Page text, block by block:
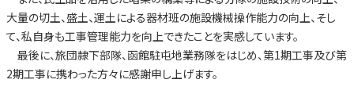
大量の切土、盛土、運土による器材班の施設機械操作能力の向上、そし
て、私自身も工事管理能力を向上できたことを実感しています。
最後に、旅団隷下部隊、函館駐屯地業務隊をはじめ、第1期工事及び第
2期工事に携わった方々に感謝申し上げます。